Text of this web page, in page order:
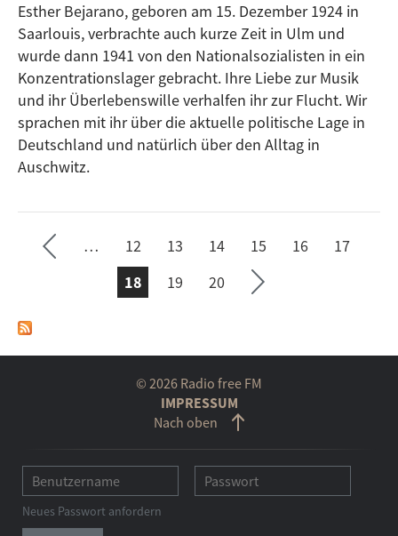
Dateianhänge:
7. ulmer friedenskonzert fleyer
2019.JPG
Esther Bejarano, geboren am 15. Dezember 1924 in
Saarlouis, verbrachte auch kurze Zeit in Ulm und
wurde dann 1941 von den Nationalsozialisten in ein
Konzentrationslager gebracht. Ihre Liebe zur Musik
und ihr Überlebenswille verhalfen ihr zur Flucht. Wir
sprachen mit ihr über die aktuelle politische Lage in
Deutschland und natürlich über den Alltag in
Auschwitz.
… 12 13 14 15 16
17
18
19 20
ächs
© 2026 Radio free FM
IMPRESSUM
Nach oben
Neues Passwort anfordern